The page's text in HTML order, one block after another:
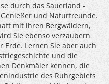
durch das Sauerland -
und Naturfreunde.
mit ihren Bergwäldern,
Sie ebenso verzaubern
Lernen Sie aber auch
und die
Denkmäler kennen, die
des Ruhrgebiets